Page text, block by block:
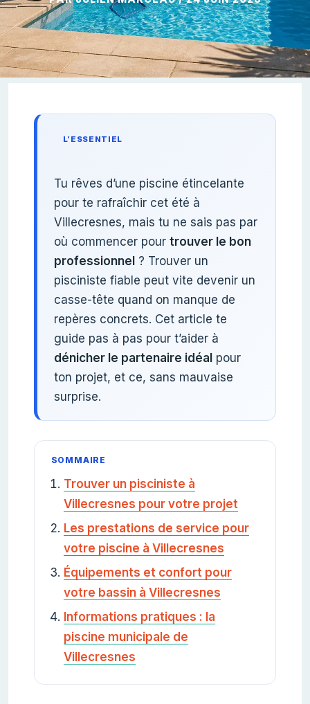
L’ESSENTIEL
Tu rêves d’une piscine étincelante
pour te rafraîchir cet été à
Villecresnes, mais tu ne sais pas par
où commencer pour trouver le bon
professionnel? Trouver un
pisciniste fiable peut vite devenir un
casse-tête quand on manque de
repères concrets. Cet article te
guide pas à pas pour t’aider à
dénicher le partenaire idéalpour
ton projet, et ce, sans mauvaise
surprise.
SOMMAIRE
Trouver un pisciniste à
Villecresnes pour votre projet
Les prestations de service pour
votre piscine à Villecresnes
Équipements et confort pour
votre bassin à Villecresnes
Informations pratiques : la
piscine municipale de
Villecresnes